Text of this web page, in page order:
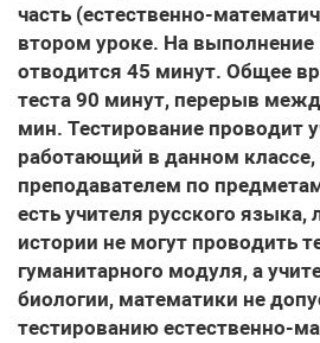
часть (естественно-
втором уроке. На выполнение
отводится 45 минут. Общее
теста 90 минут, перерыв
мин. Тестирование проводит
работающий в данном
преподавателем по
есть учителя русского языка,
истории не могут проводить
гуманитарного модуля, а
биологии, математики не
тестированию естественно-